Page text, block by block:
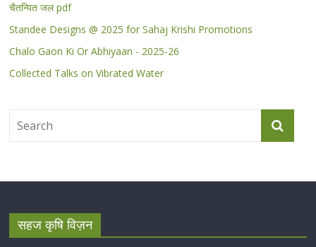
चैतन्यित जल pdf
Standee Designs @ 2025 for Sahaj Krishi Promotions
Chalo Gaon Ki Or Abhiyaan - 2025-26
Collected Talks on Vibrated Water
सहज कृषि विज़न